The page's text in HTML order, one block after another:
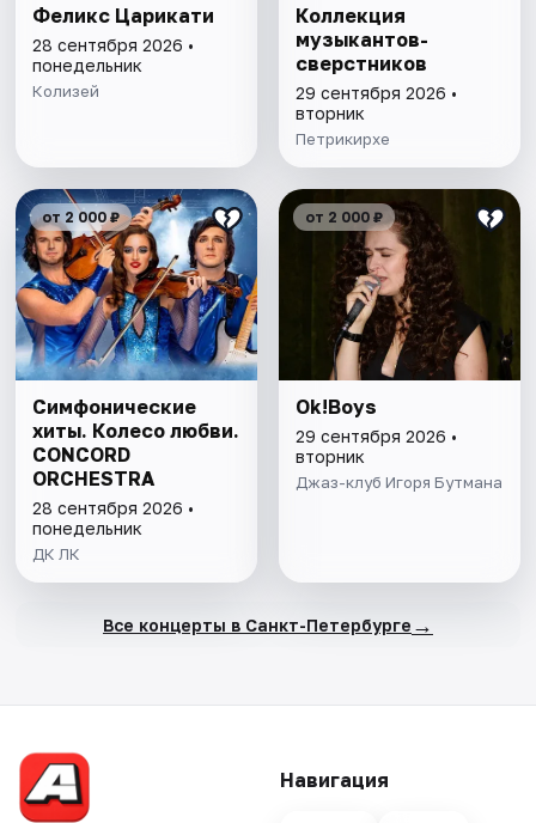
Феликс Царикати
28 сентября 2026 •
понедельник
Колизей
Коллекция
музыкантов-
сверстников
29 сентября 2026 •
вторник
Петрикирхе
от 2 000 ₽
Симфонические
хиты. Колесо любви.
CONCORD
ORCHESTRA
28 сентября 2026 •
понедельник
ДК ЛК
от 2 000 ₽
Ok!Boys
29 сентября 2026 •
вторник
Джаз-клуб Игоря Бутмана
Все концерты в Санкт-Петербурге →
Навигация